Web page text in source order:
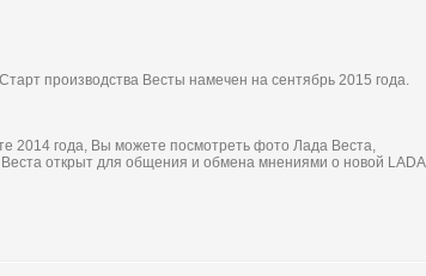
производства Весты намечен на сентябрь 2015 года.
2014 года, Вы можете посмотреть фото Лада Веста,
Веста открыт для общения и обмена мнениями о новой LADA